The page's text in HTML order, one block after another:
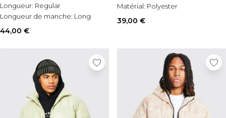
Longueur: Regular
Longueur de manche: Long
Sleeve
44,00 €
Matérial: Polyester
Style: Puffer Jacket
39,00 €